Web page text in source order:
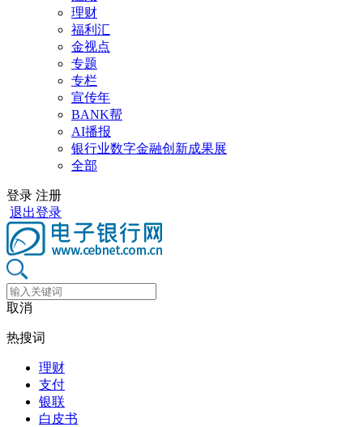
理财
福利汇
金视点
专题
专栏
宣传年
BANK帮
AI播报
银行业数字金融创新成果展
全部
登录 注册
退出登录
取消
热搜词
理财
支付
银联
白皮书